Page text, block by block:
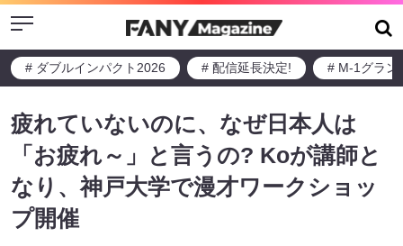
Menu
# ダブルインパクト2026 # 配信延長決定! # M-1グラン
疲れていないのに、なぜ日本人は
「お疲れ～」と言うの? Koが講師と
なり、神戸大学で漫才ワークショッ
プ開催